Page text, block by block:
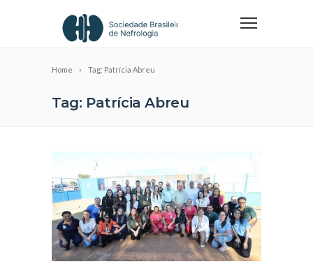
Home Tag: Patrícia Abreu
Tag: Patrícia Abreu